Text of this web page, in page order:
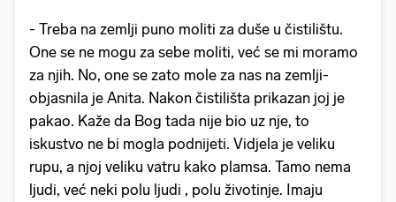
- Treba na zemlji puno moliti za duše u čistilištu.
One se ne mogu za sebe moliti, već se mi moramo
za njih. No, one se zato mole za nas na zemlji-
objasnila je Anita. Nakon čistilišta prikazan joj je
pakao. Kaže da Bog tada nije bio uz nje, to
iskustvo ne bi mogla podnijeti. Vidjela je veliku
rupu, a njoj veliku vatru kako plamsa. Tamo nema
ljudi, već neki polu ljudi , polu životinje. Imaju